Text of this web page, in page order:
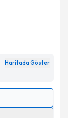
Haritada Göster